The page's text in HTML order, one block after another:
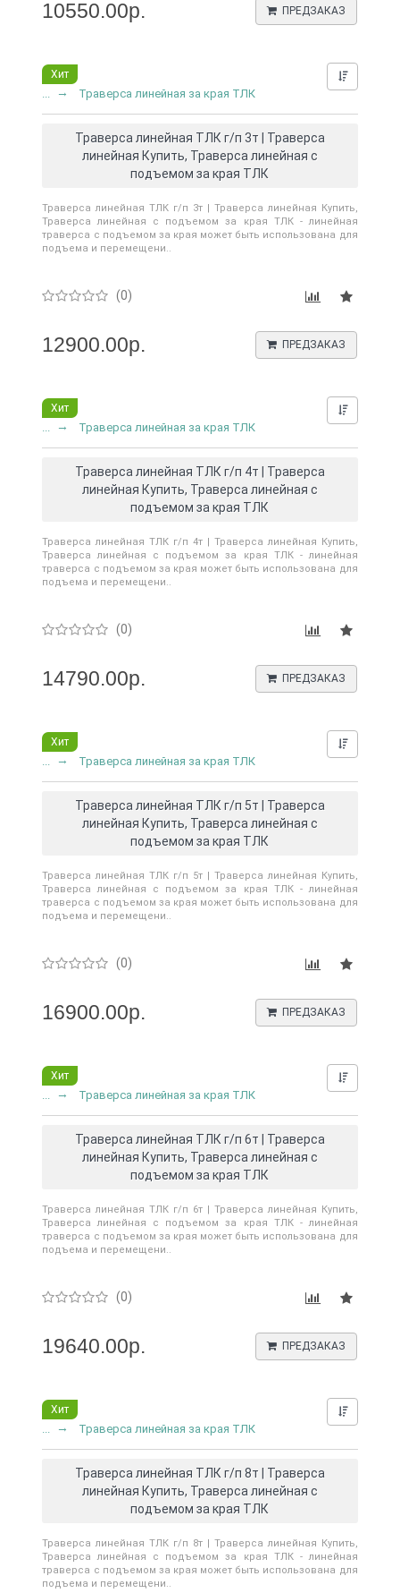
0
10550.00р. ПРЕДЗАКАЗ
Хит
Траверса линейная за края ТЛК
Траверса линейная ТЛК г/п 3т | Траверса
линейная Купить, Траверса линейная с
подъемом за края ТЛК
Траверса линейная ТЛК г/п 3т | Траверса линейная Купить,
Траверса линейная с подъемом за края ТЛК - линейная
траверса с подъемом за края может быть использована для
подъема и перемещени..
(0)
12900.00р. ПРЕДЗАКАЗ
Хит
Траверса линейная за края ТЛК
Траверса линейная ТЛК г/п 4т | Траверса
линейная Купить, Траверса линейная с
подъемом за края ТЛК
Траверса линейная ТЛК г/п 4т | Траверса линейная Купить,
Траверса линейная с подъемом за края ТЛК - линейная
траверса с подъемом за края может быть использована для
подъема и перемещени..
(0)
14790.00р. ПРЕДЗАКАЗ
Хит
Траверса линейная за края ТЛК
Траверса линейная ТЛК г/п 5т | Траверса
линейная Купить, Траверса линейная с
подъемом за края ТЛК
Траверса линейная ТЛК г/п 5т | Траверса линейная Купить,
Траверса линейная с подъемом за края ТЛК - линейная
траверса с подъемом за края может быть использована для
подъема и перемещени..
(0)
16900.00р. ПРЕДЗАКАЗ
Хит
Траверса линейная за края ТЛК
Траверса линейная ТЛК г/п 6т | Траверса
линейная Купить, Траверса линейная с
подъемом за края ТЛК
Траверса линейная ТЛК г/п 6т | Траверса линейная Купить,
Траверса линейная с подъемом за края ТЛК - линейная
траверса с подъемом за края может быть использована для
подъема и перемещени..
(0)
19640.00р. ПРЕДЗАКАЗ
Хит
Траверса линейная за края ТЛК
Траверса линейная ТЛК г/п 8т | Траверса
линейная Купить, Траверса линейная с
подъемом за края ТЛК
Траверса линейная ТЛК г/п 8т | Траверса линейная Купить,
Траверса линейная с подъемом за края ТЛК - линейная
траверса с подъемом за края может быть использована для
подъема и перемещени..